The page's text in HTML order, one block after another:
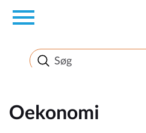
en
Borger
Erhverv
Oekonomi